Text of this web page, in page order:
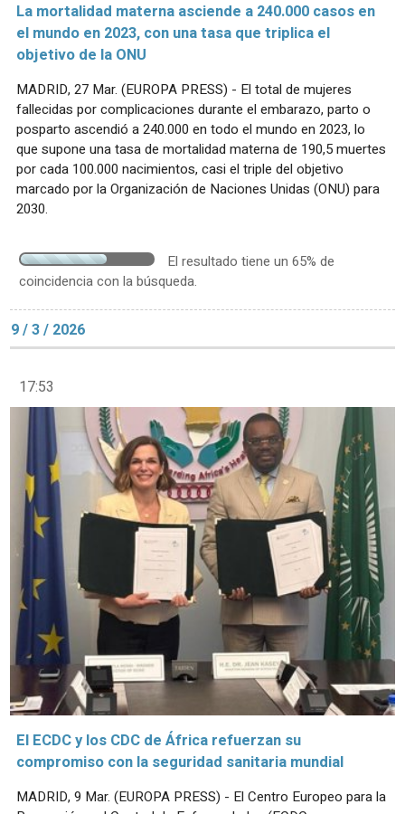
La mortalidad materna asciende a 240.000 casos en
el mundo en 2023, con una tasa que triplica el
objetivo de la ONU
MADRID, 27 Mar. (EUROPA PRESS) - El total de mujeres
fallecidas por complicaciones durante el embarazo, parto o
posparto ascendió a 240.000 en todo el mundo en 2023, lo
que supone una tasa de mortalidad materna de 190,5 muertes
por cada 100.000 nacimientos, casi el triple del objetivo
marcado por la Organización de Naciones Unidas (ONU) para
2030.
El resultado tiene un 65% de
coincidencia con la búsqueda.
9 / 3 / 2026
17:53
El ECDC y los CDC de África refuerzan su
compromiso con la seguridad sanitaria mundial
MADRID, 9 Mar. (EUROPA PRESS) - El Centro Europeo para la